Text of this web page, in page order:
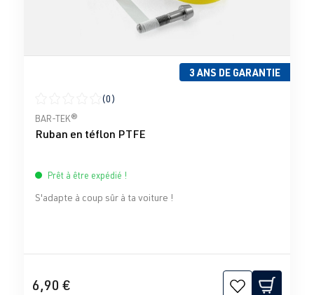
3 ANS DE GARANTIE
Note moyenne de 0 sur 5 étoiles
(0)
BAR-TEK®
Ruban en téflon PTFE
Prêt à être expédié !
S'adapte à coup sûr à ta voiture !
6,90 €